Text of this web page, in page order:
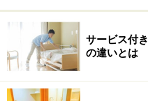
サービス付き高齢
住宅？
サービス付
の違いとは